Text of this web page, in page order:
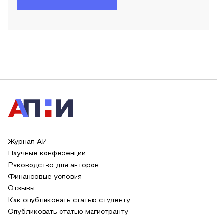
Журнал АИ
Научные конференции
Руководство для авторов
Финансовые условия
Отзывы
Как опубликовать статью студенту
Опубликовать статью магистранту